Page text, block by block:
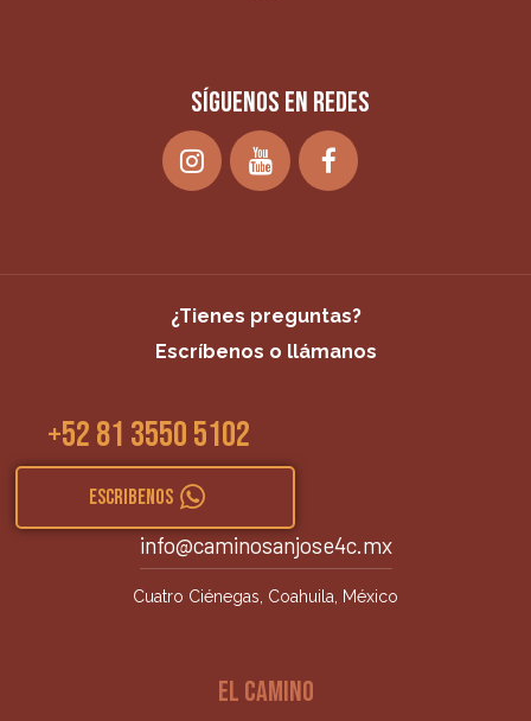
SÍGUENOS EN REDES
¿Tienes preguntas?
Escríbenos o llámanos
+52 81 3550 5102
ESCRIBENOS
info@caminosanjose4c.mx
Cuatro Ciénegas, Coahuila, México
EL CAMINO